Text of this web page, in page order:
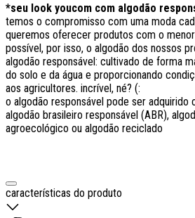
*seu look youcom com algodão
temos o compromisso com uma moda
queremos oferecer produtos com o
possível, por isso, o algodão dos nossos
algodão responsável: cultivado de forma
do solo e da água e proporcionando
aos agricultores. incrível, né? (:
o algodão responsável pode ser
algodão brasileiro responsável (ABR),
agroecológico ou algodão reciclado
características do produto